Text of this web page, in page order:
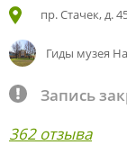
пр. Стачек, д.
Гиды музея
Запись
362 отзыва